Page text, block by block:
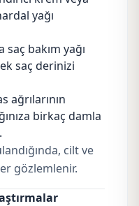
yağı
saç bakım yağı
saç derinizi
ağrılarının
birkaç damla
cilt ve
gözlemlenir.